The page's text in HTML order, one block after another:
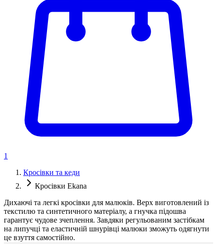
1
Кросівки та кеди
Кросівки Ekana
Дихаючі та легкі кросівки для малюків. Верх виготовлений із
текстилю та синтетичного матеріалу, а гнучка підошва
гарантує чудове зчеплення. Завдяки регульованим застібкам
на липучці та еластичній шнурівці малюки зможуть одягнути
це взуття самостійно.